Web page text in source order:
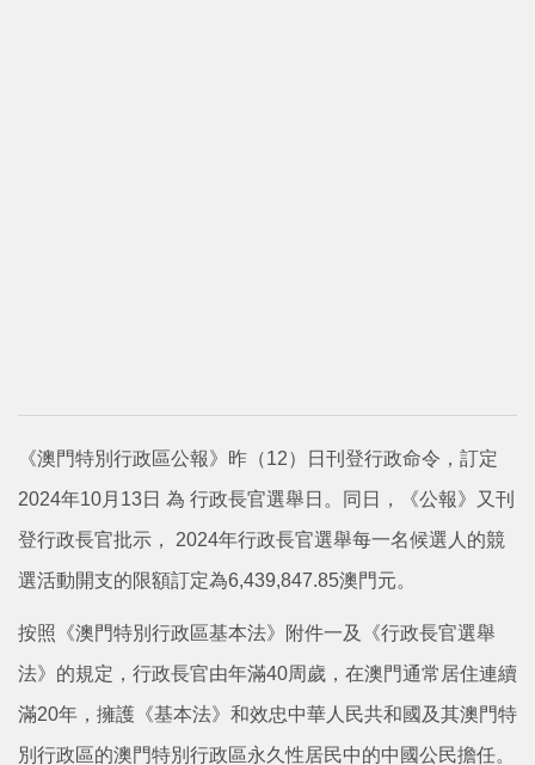
《澳門特別行政區公報》昨（12）日刊登行政命令，訂定
2024年10月13日 為 行政長官選舉日。同日，《公報》又刊
登行政長官批示， 2024年行政長官選舉每一名候選人的競
選活動開支的限額訂定為6,439,847.85澳門元。
按照《澳門特別行政區基本法》附件一及《行政長官選舉
法》的規定，行政長官由年滿40周歲，在澳門通常居住連續
滿20年，擁護《基本法》和效忠中華人民共和國及其澳門特
別行政區的澳門特別行政區永久性居民中的中國公民擔任。